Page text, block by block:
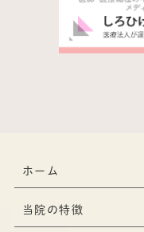
ホーム
当院の特徴